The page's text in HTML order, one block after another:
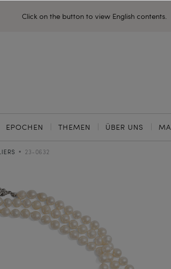
Click on the button to view English contents.
EPOCHEN THEMEN ÜBER UNS
23-0632